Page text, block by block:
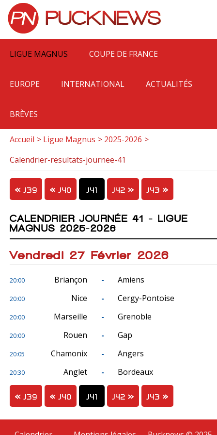
LIGUE MAGNUS COUPE DE FRANCE
EUROPE INTERNATIONAL ACTUALITÉS
BRÈVES
Accueil Ligue Magnus
2025-2026
Calendrier-resultats-journee-41
J39 J40 J41 J42 J43
CALENDRIER JOURNÉE 41 - LIGUE
MAGNUS 2025-2026
Vendredi 27 Février 2026
20:00 Briançon - Amiens
20:00 Nice - Cergy-Pontoise
20:00 Marseille - Grenoble
20:00 Rouen - Gap
20:05 Chamonix - Angers
20:30 Anglet - Bordeaux
J39 J40 J41 J42 J43